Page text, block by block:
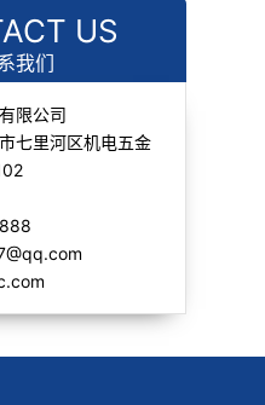
US
我们
限公司
七里河区机电五金